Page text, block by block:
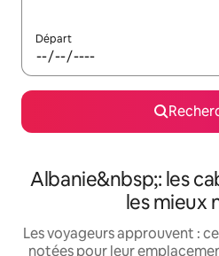
Départ
Albanie&nbsp;: les
les mieux
Les voyageurs approuvent :
notées pour leur